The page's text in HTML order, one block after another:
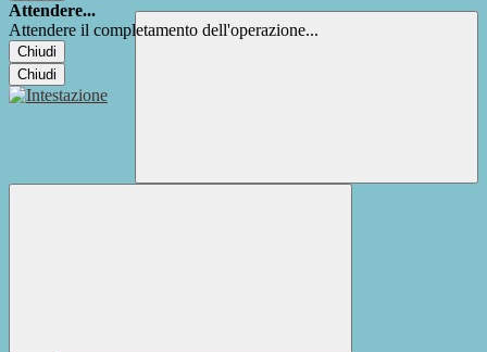
Attendere...
Attendere il completamento dell'operazione...
Chiudi
Chiudi